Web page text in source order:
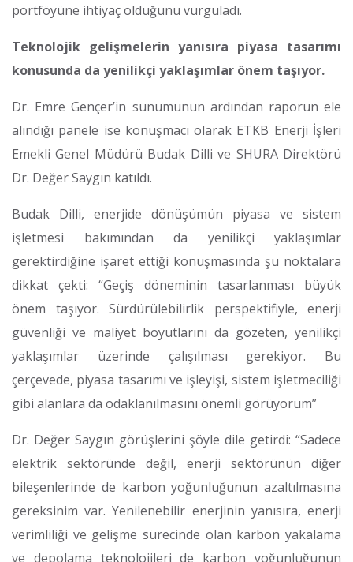
portföyüne ihtiyaç olduğunu vurguladı.
Teknolojik gelişmelerin yanısıra piyasa tasarımı
konusunda da yenilikçi yaklaşımlar önem taşıyor.
Dr. Emre Gençer’in sunumunun ardından raporun ele
alındığı panele ise konuşmacı olarak ETKB Enerji İşleri
Emekli Genel Müdürü Budak Dilli ve SHURA Direktörü
Dr. Değer Saygın katıldı.
Budak Dilli, enerjide dönüşümün piyasa ve sistem
işletmesi bakımından da yenilikçi yaklaşımlar
gerektirdiğine işaret ettiği konuşmasında şu noktalara
dikkat çekti: “Geçiş döneminin tasarlanması büyük
önem taşıyor. Sürdürülebilirlik perspektifiyle, enerji
güvenliği ve maliyet boyutlarını da gözeten, yenilikçi
yaklaşımlar üzerinde çalışılması gerekiyor. Bu
çerçevede, piyasa tasarımı ve işleyişi, sistem işletmeciliği
gibi alanlara da odaklanılmasını önemli görüyorum”
Dr. Değer Saygın görüşlerini şöyle dile getirdi: “Sadece
elektrik sektöründe değil, enerji sektörünün diğer
bileşenlerinde de karbon yoğunluğunun azaltılmasına
gereksinim var. Yenilenebilir enerjinin yanısıra, enerji
verimliliği ve gelişme sürecinde olan karbon yakalama
ve depolama teknolojileri de karbon yoğunluğunun